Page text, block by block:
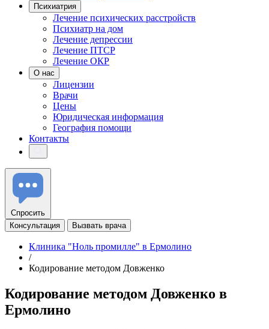
Психиатрия
Лечение психических расстройств
Психиатр на дом
Лечение депрессии
Лечение ПТСР
Лечение ОКР
О нас
Лицензии
Врачи
Цены
Юридическая информация
География помощи
Контакты
Спросить
Консультация
Вызвать врача
Клиника "Ноль промилле" в Ермолино
/
Кодирование методом Довженко
Кодирование методом Довженко в
Ермолино